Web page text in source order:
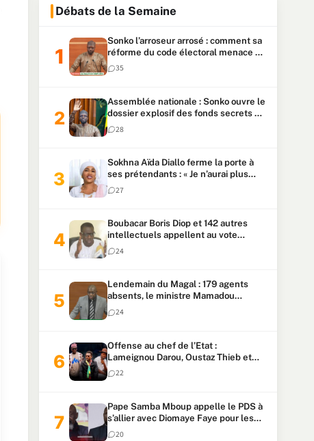
Débats de la Semaine
Sonko l’arroseur arrosé : comment sa
réforme du code électoral menace sa
candidature
35
Assemblée nationale : Sonko ouvre le
dossier explosif des fonds secrets et
du patrimoine présidentiel
28
Sokhna Aïda Diallo ferme la porte à
ses prétendants : « Je n’aurai plus
jamais un autre mari »
27
Boubacar Boris Diop et 142 autres
intellectuels appellent au vote
urgent de la révision
constitutionnelle
24
Lendemain du Magal : 179 agents
absents, le ministre Mamadou
Lamine Dianté exige des explications
24
Offense au chef de l’Etat :
Lameignou Darou, Oustaz Thieb et
Ndiaye Touba lourdement
condamnés
22
Pape Samba Mboup appelle le PDS à
s’allier avec Diomaye Faye pour les
locales et tacle Sonko
20